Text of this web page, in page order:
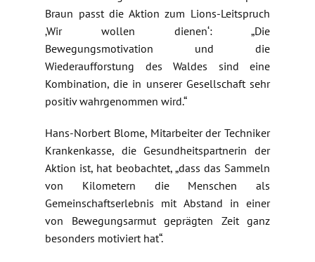
Braun passt die Aktion zum Lions-Leitspruch
‚Wir wollen dienen‘: „Die
Bewegungsmotivation und die
Wiederaufforstung des Waldes sind eine
Kombination, die in unserer Gesellschaft sehr
positiv wahrgenommen wird.“
Hans-Norbert Blome, Mitarbeiter der Techniker
Krankenkasse, die Gesundheitspartnerin der
Aktion ist, hat beobachtet, „dass das Sammeln
von Kilometern die Menschen als
Gemeinschaftserlebnis mit Abstand in einer
von Bewegungsarmut geprägten Zeit ganz
besonders motiviert hat“.